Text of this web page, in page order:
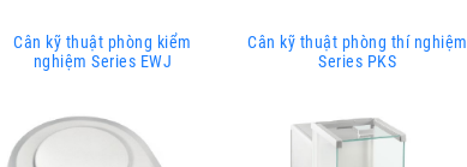
Cân kỹ thuật phòng kiểm
nghiệm Series EWJ
Cân kỹ thuật phòng thí nghiệm
Series PKS